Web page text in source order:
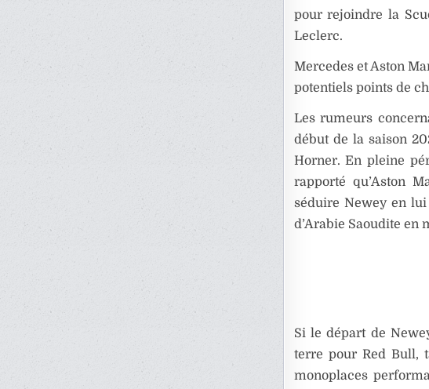
pour rejoindre la
Leclerc.
Mercedes et Aston
potentiels points de
Les rumeurs
début de la saison
Horner. En pleine
rapporté qu’Aston
séduire Newey en
d’Arabie Saoudite en
Si le départ de
terre pour Red Bull,
monoplaces